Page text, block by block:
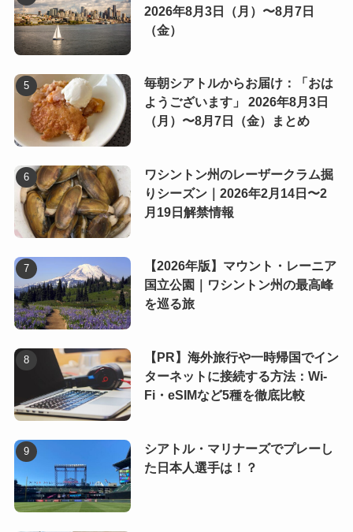
2026年8月3日（月）〜8月7日
（金）
毎朝シアトルからお届け：「おは
ようございます」 2026年8月3日
（月）〜8月7日（金）まとめ
ワシントン州のレーザークラム掘
りシーズン｜2026年2月14日〜2
月19日解禁情報
【2026年版】マウント・レーニア
国立公園｜ワシントン州の最高峰
を巡る旅
【PR】海外旅行や一時帰国でイン
ターネットに接続する方法：Wi-
Fi・eSIMなど5種を徹底比較
シアトル・マリナーズでプレーし
た日本人選手は！？